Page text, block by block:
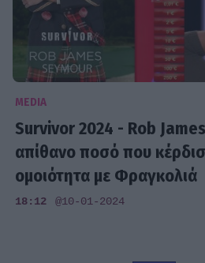
MEDIA
Survivor 2024 - Rob
απίθανο ποσό που
ομοιότητα με Φραγκολιά
18:12 @10-01-2024